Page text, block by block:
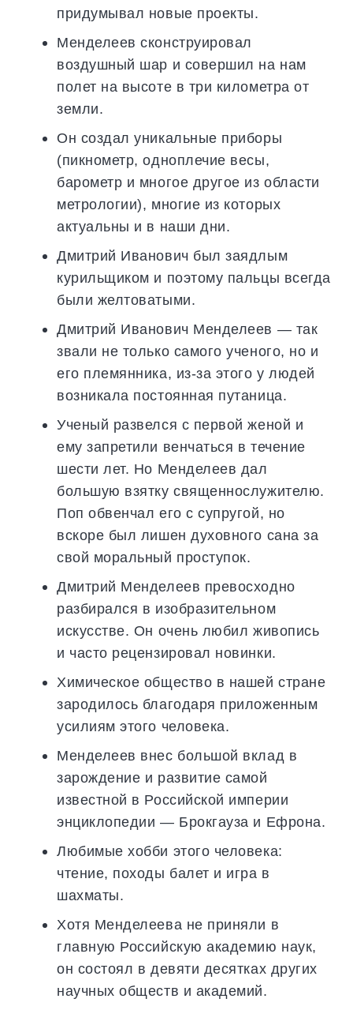
придумывал новые проекты.
Менделеев сконструировал
воздушный шар и совершил на нам
полет на высоте в три километра от
земли.
Он создал уникальные приборы
(пикнометр, одноплечие весы,
барометр и многое другое из области
метрологии), многие из которых
актуальны и в наши дни.
Дмитрий Иванович был заядлым
курильщиком и поэтому пальцы всегда
были желтоватыми.
Дмитрий Иванович Менделеев — так
звали не только самого ученого, но и
его племянника, из-за этого у людей
возникала постоянная путаница.
Ученый развелся с первой женой и
ему запретили венчаться в течение
шести лет. Но Менделеев дал
большую взятку священнослужителю.
Поп обвенчал его с супругой, но
вскоре был лишен духовного сана за
свой моральный проступок.
Дмитрий Менделеев превосходно
разбирался в изобразительном
искусстве. Он очень любил живопись
и часто рецензировал новинки.
Химическое общество в нашей стране
зародилось благодаря приложенным
усилиям этого человека.
Менделеев внес большой вклад в
зарождение и развитие самой
известной в Российской империи
энциклопедии — Брокгауза и Ефрона.
Любимые хобби этого человека:
чтение, походы балет и игра в
шахматы.
Хотя Менделеева не приняли в
главную Российскую академию наук,
он состоял в девяти десятках других
научных обществ и академий.